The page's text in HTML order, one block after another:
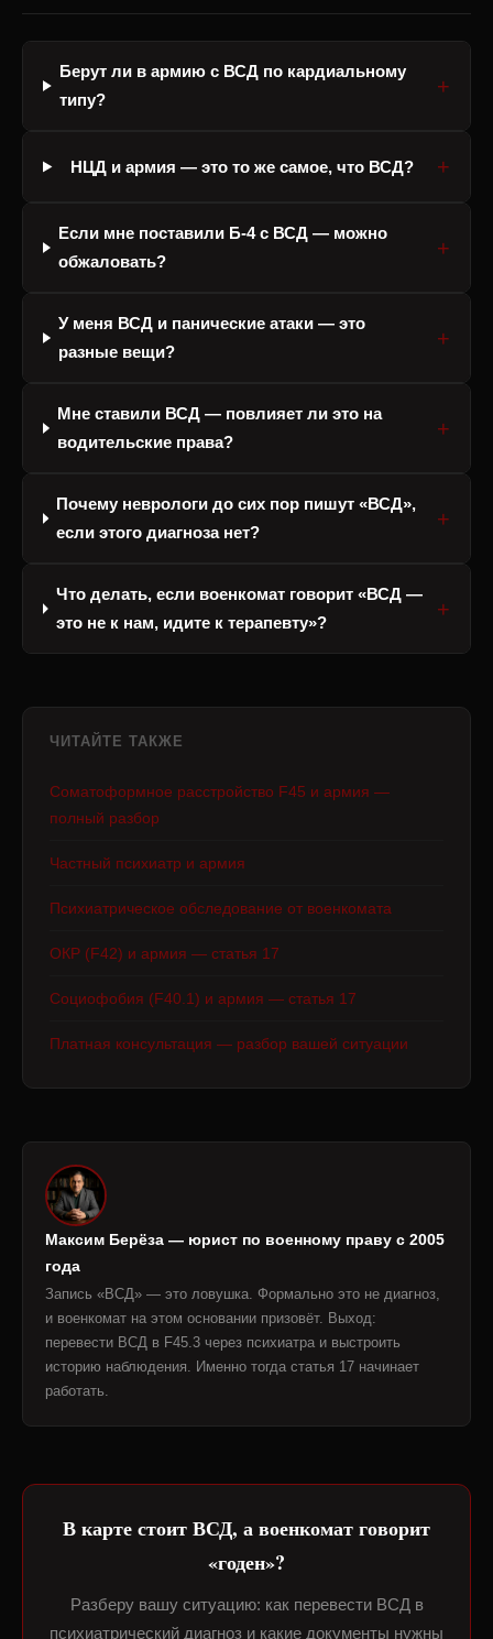
Берут ли в армию с ВСД по кардиальному
типу?
НЦД и армия — это то же самое, что ВСД?
Если мне поставили Б-4 с ВСД — можно
обжаловать?
У меня ВСД и панические атаки — это
разные вещи?
Мне ставили ВСД — повлияет ли это на
водительские права?
Почему неврологи до сих пор пишут «ВСД»,
если этого диагноза нет?
Что делать, если военкомат говорит «ВСД —
это не к нам, идите к терапевту»?
ЧИТАЙТЕ ТАКЖЕ
Соматоформное расстройство F45 и армия —
полный разбор
Частный психиатр и армия
Психиатрическое обследование от военкомата
ОКР (F42) и армия — статья 17
Социофобия (F40.1) и армия — статья 17
Платная консультация — разбор вашей ситуации
Максим Берёза — юрист по военному праву с 2005
года
Запись «ВСД» — это ловушка. Формально это не диагноз,
и военкомат на этом основании призовёт. Выход:
перевести ВСД в F45.3 через психиатра и выстроить
историю наблюдения. Именно тогда статья 17 начинает
работать.
В карте стоит ВСД, а военкомат говорит
«годен»?
Разберу вашу ситуацию: как перевести ВСД в
психиатрический диагноз и какие документы нужны